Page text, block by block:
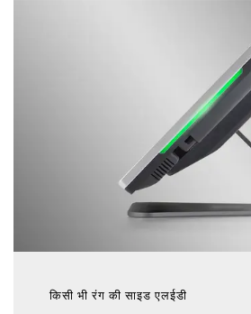
किसी भी रंग की साइड एलईडी